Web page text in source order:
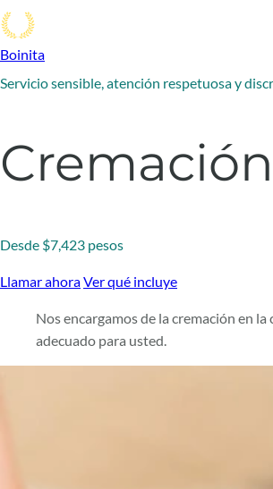
Boinita
Servicio sensible, atención respetuosa y
Desde $7,423 pesos
Llamar ahoraVer qué incluye
Nos encargamos de la cremación en
adecuado para usted.